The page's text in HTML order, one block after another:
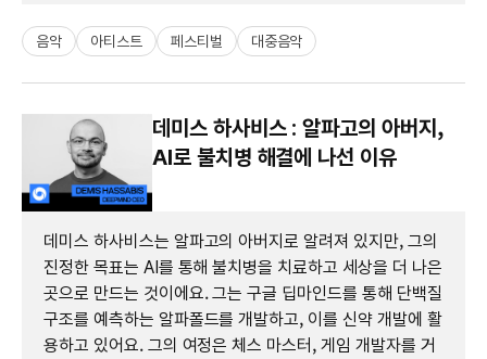
음악 아티스트 페스티벌 대중음악
데미스 하사비스 : 알파고의 아버지,
AI로 불치병 해결에 나선 이유
데미스 하사비스는 알파고의 아버지로 알려져 있지만, 그의
진정한 목표는 AI를 통해 불치병을 치료하고 세상을 더 나은
곳으로 만드는 것이에요. 그는 구글 딥마인드를 통해 단백질
구조를 예측하는 알파폴드를 개발하고, 이를 신약 개발에 활
용하고 있어요. 그의 여정은 체스 마스터, 게임 개발자를 거